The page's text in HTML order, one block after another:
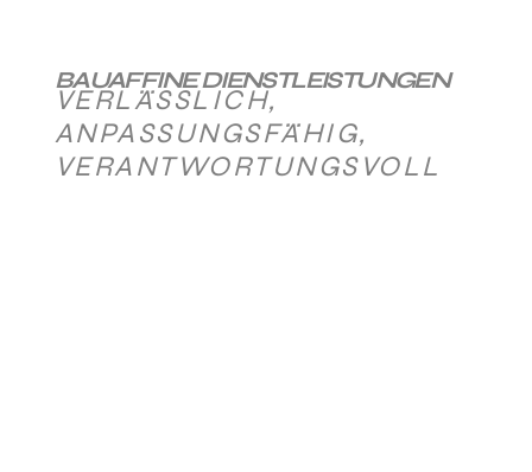
BAUAFFINE DIENSTLEISTUNGEN
VERLÄSSLICH,
ANPASSUNGSFÄHIG,
VERANTWORTUNGSVOLL